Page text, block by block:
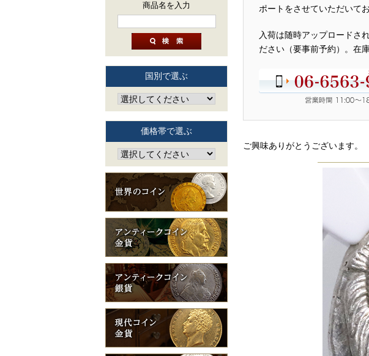
ポートをさせていただいてお
入荷は随時アップロードさ
ださい（要事前予約）。在
ご興味ありがとうございます。
商品名を入力
国別で選ぶ
価格帯で選ぶ